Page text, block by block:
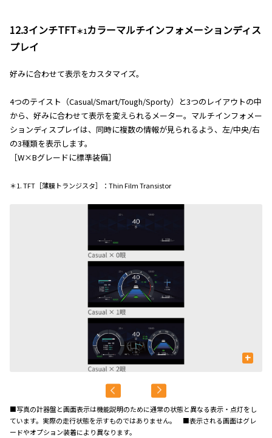
12.3インチTFT＊1カラーマルチインフォメーションディス
プレイ
好みに合わせて表示をカスタマイズ。
4つのテイスト（Casual/Smart/Tough/Sporty）と3つのレイアウトの中
から、好みに合わせて表示を変えられるメーター。マルチインフォメー
ションディスプレイは、同時に複数の情報が見られるよう、左/中央/右
の3種類を表示します。
［W×Bグレードに標準装備］
＊1. TFT［薄膜トランジスタ］：Thin Film Transistor
+
■写真の計器盤と画面表示は機能説明のために通常の状態と異なる表示・点灯をし
ています。実際の走行状態を示すものではありません。 ■表示される画面はグレ
ードやオプション装着により異なります。